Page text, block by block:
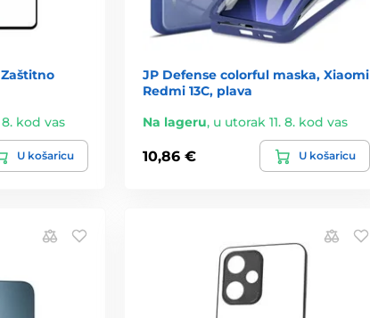
Zaštitno
8. kod vas
U košaricu
JP Defense colorful maska, Xiaomi
Redmi 13C, plava
Na lageru, u utorak 11. 8. kod vas
10,86 € U košaricu